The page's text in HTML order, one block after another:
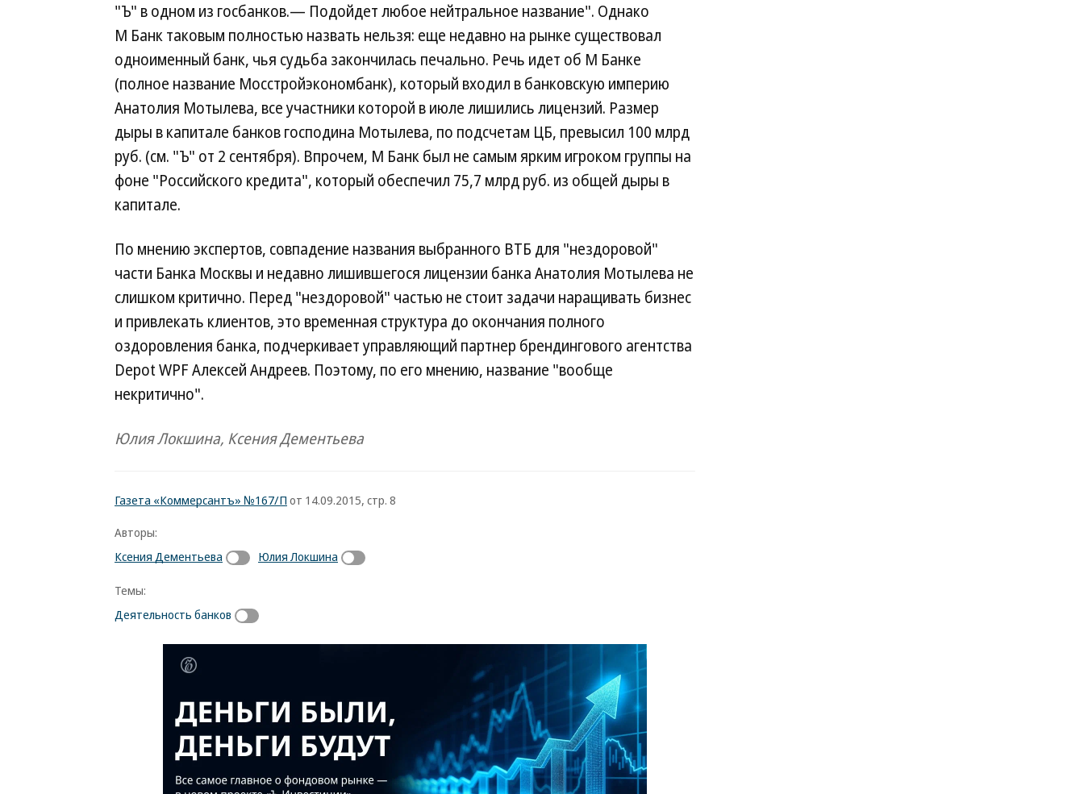
"Ъ" в одном из госбанков.— Подойдет любое нейтральное название". Однако
М Банк таковым полностью назвать нельзя: еще недавно на рынке существовал
одноименный банк, чья судьба закончилась печально. Речь идет об М Банке
(полное название Мосстройэкономбанк), который входил в банковскую империю
Анатолия Мотылева, все участники которой в июле лишились лицензий. Размер
дыры в капитале банков господина Мотылева, по подсчетам ЦБ, превысил 100 млрд
руб. (см. "Ъ" от 2 сентября). Впрочем, М Банк был не самым ярким игроком группы на
фоне "Российского кредита", который обеспечил 75,7 млрд руб. из общей дыры в
капитале.
По мнению экспертов, совпадение названия выбранного ВТБ для "нездоровой"
части Банка Москвы и недавно лишившегося лицензии банка Анатолия Мотылева не
слишком критично. Перед "нездоровой" частью не стоит задачи наращивать бизнес
и привлекать клиентов, это временная структура до окончания полного
оздоровления банка, подчеркивает управляющий партнер брендингового агентства
Depot WPF Алексей Андреев. Поэтому, по его мнению, название "вообще
некритично".
Юлия Локшина, Ксения Дементьева
Газета «Коммерсантъ» №167/П от 14.09.2015, стр. 8
Авторы:
Ксения Дементьева
Юлия Локшина
Темы:
Деятельность банков